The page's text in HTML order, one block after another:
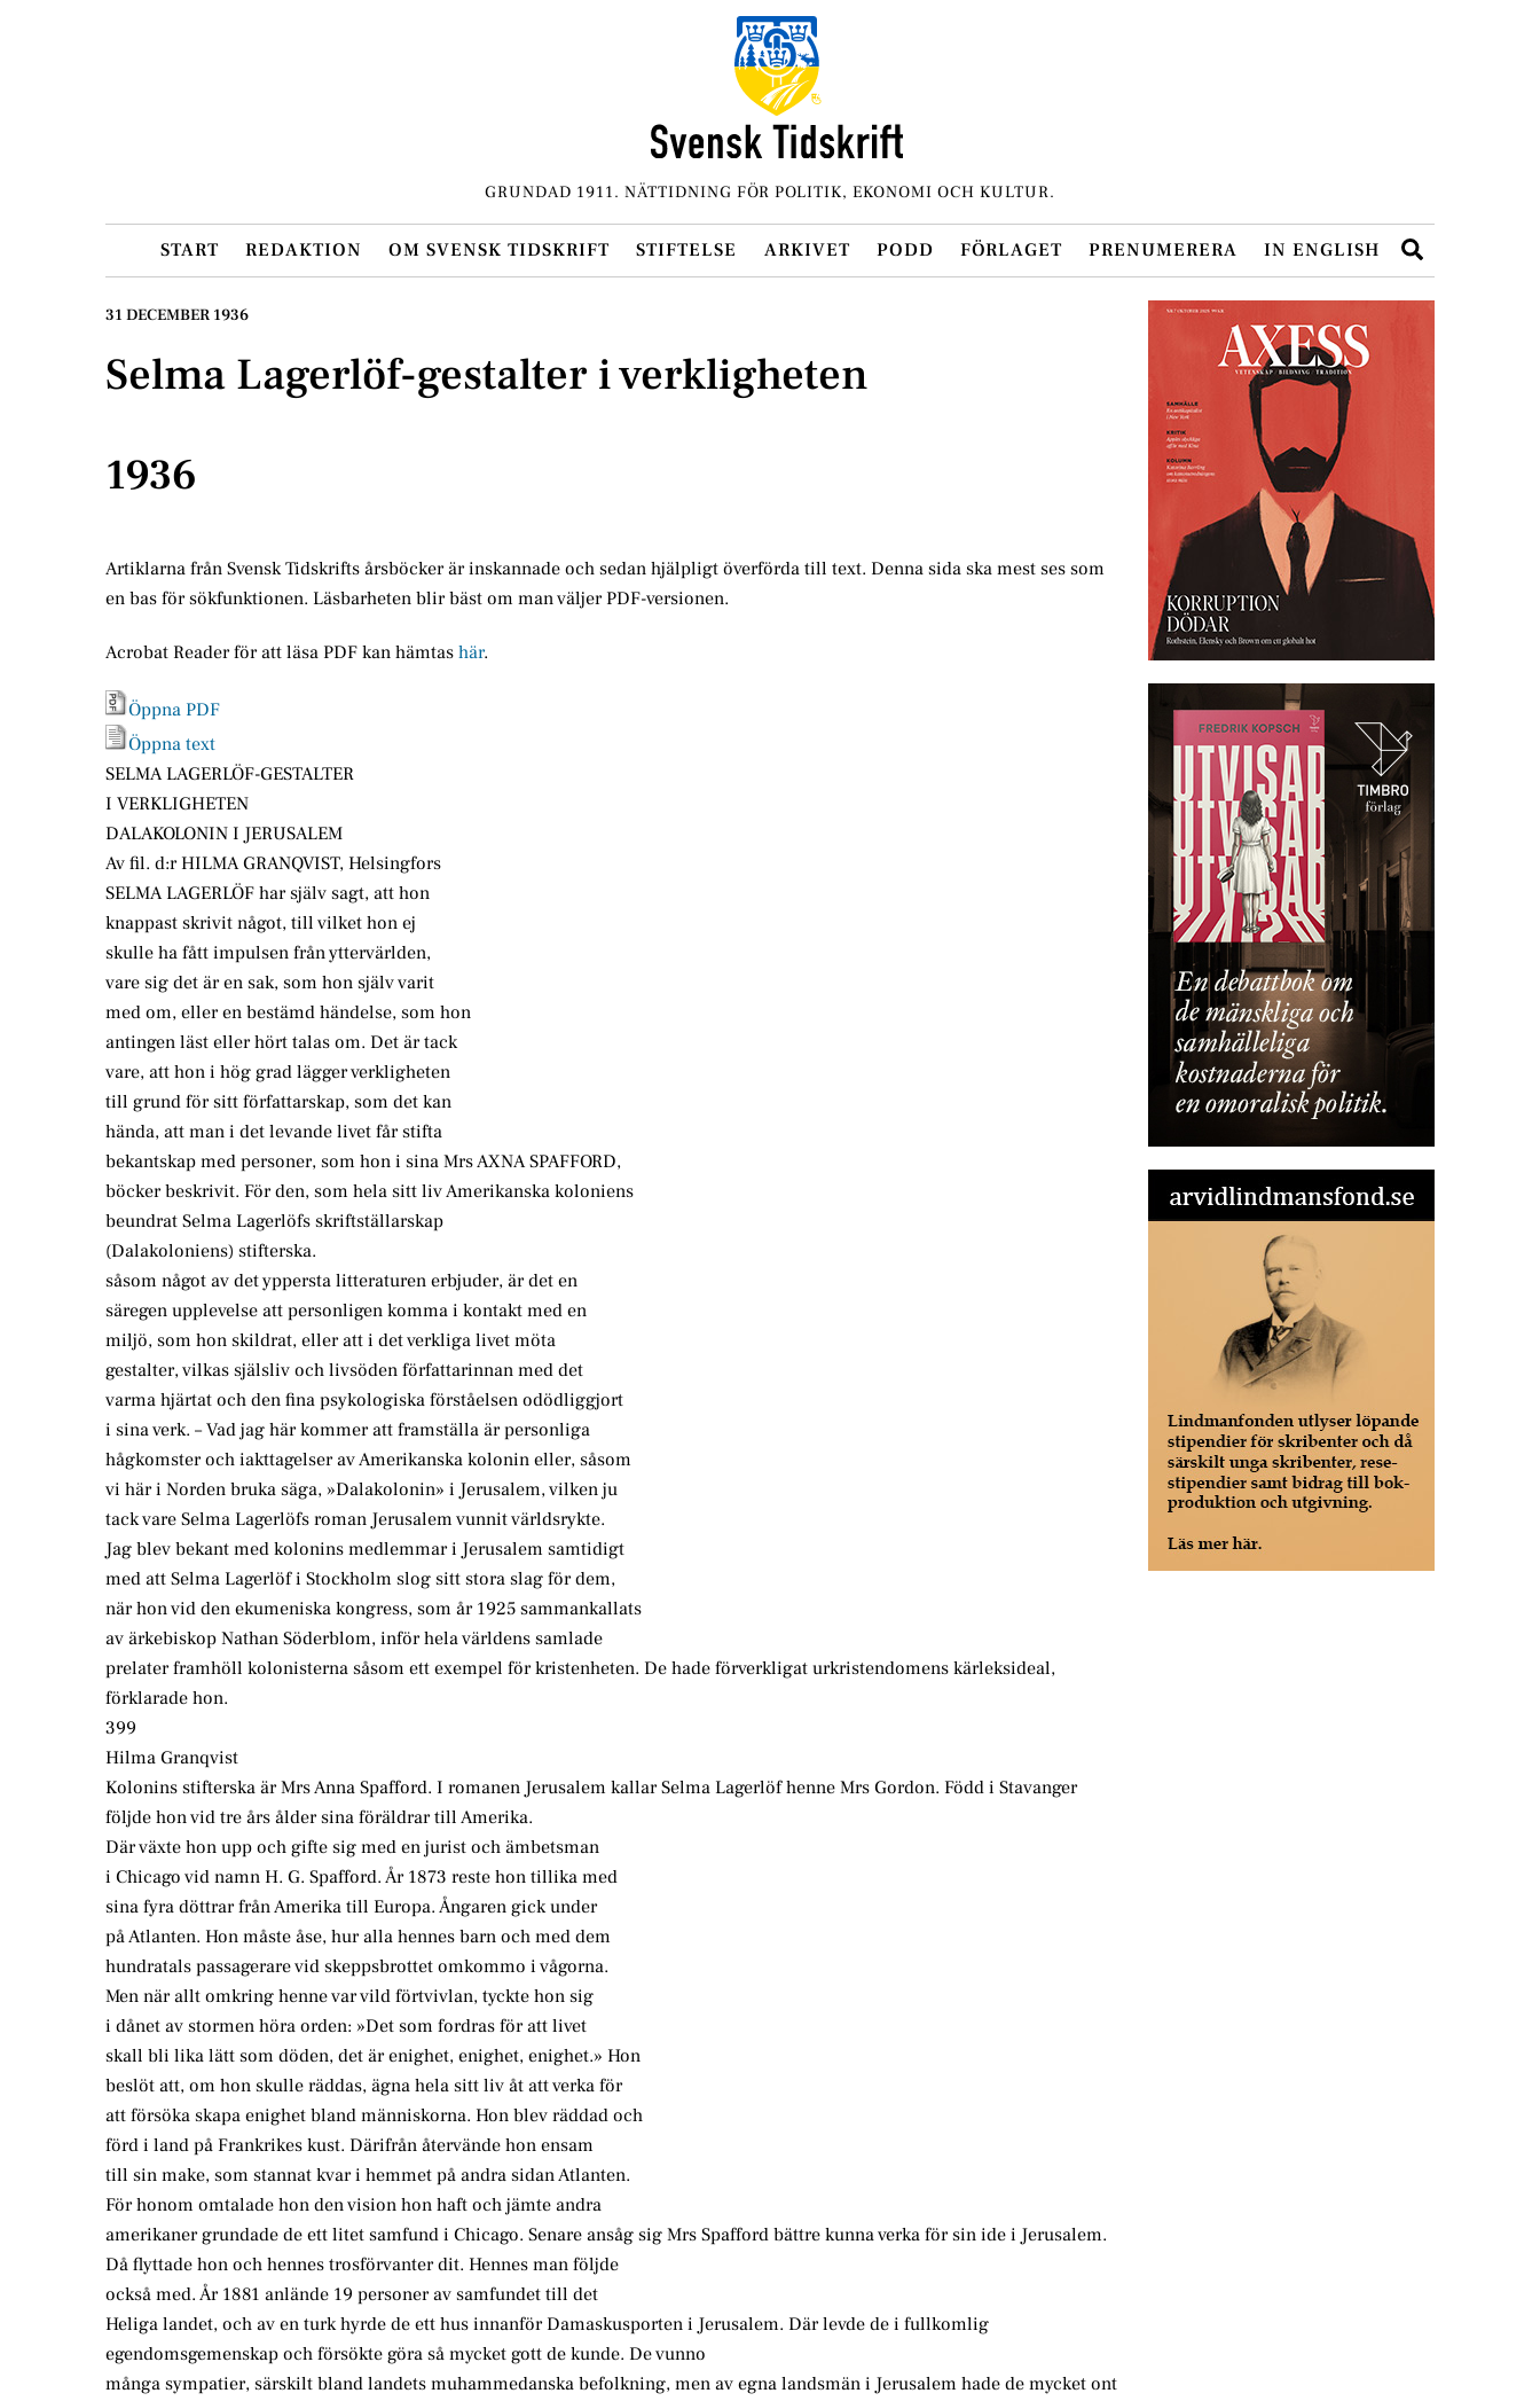
GRUNDAD 1911. NÄTTIDNING FÖR POLITIK, EKONOMI OCH KULTUR.
START REDAKTION OM SVENSK TIDSKRIFT STIFTELSE ARKIVET PODD FÖRLAGET PRENUMERERA IN ENGLISH
31 DECEMBER 1936
Selma Lagerlöf-gestalter i verkligheten
1936
Artiklarna från Svensk Tidskrifts årsböcker är inskannade och sedan hjälpligt överförda till text. Denna sida ska mest ses som
en bas för sökfunktionen. Läsbarheten blir bäst om man väljer PDF-versionen.
Acrobat Reader för att läsa PDF kan hämtas här.
Öppna PDF
Öppna text
SELMA LAGERLÖF-GESTALTER
I VERKLIGHETEN
DALAKOLONIN I JERUSALEM
Av fil. d:r HILMA GRANQVIST, Helsingfors
SELMA LAGERLÖF har själv sagt, att hon
knappast skrivit något, till vilket hon ej
skulle ha fått impulsen från yttervärlden,
vare sig det är en sak, som hon själv varit
med om, eller en bestämd händelse, som hon
antingen läst eller hört talas om. Det är tack
vare, att hon i hög grad lägger verkligheten
till grund för sitt författarskap, som det kan
hända, att man i det levande livet får stifta
bekantskap med personer, som hon i sina Mrs AXNA SPAFFORD,
böcker beskrivit. För den, som hela sitt liv Amerikanska koloniens
beundrat Selma Lagerlöfs skriftställarskap
(Dalakoloniens) stifterska.
såsom något av det yppersta litteraturen erbjuder, är det en
säregen upplevelse att personligen komma i kontakt med en
miljö, som hon skildrat, eller att i det verkliga livet möta
gestalter, vilkas själsliv och livsöden författarinnan med det
varma hjärtat och den fina psykologiska förståelsen odödliggjort
i sina verk. – Vad jag här kommer att framställa är personliga
hågkomster och iakttagelser av Amerikanska kolonin eller, såsom
vi här i Norden bruka säga, »Dalakolonin» i Jerusalem, vilken ju
tack vare Selma Lagerlöfs roman Jerusalem vunnit världsrykte.
Jag blev bekant med kolonins medlemmar i Jerusalem samtidigt
med att Selma Lagerlöf i Stockholm slog sitt stora slag för dem,
när hon vid den ekumeniska kongress, som år 1925 sammankallats
av ärkebiskop Nathan Söderblom, inför hela världens samlade
prelater framhöll kolonisterna såsom ett exempel för kristenheten. De hade förverkligat urkristendomens kärleksideal,
förklarade hon.
399
Hilma Granqvist
Kolonins stifterska är Mrs Anna Spafford. I romanen Jerusalem kallar Selma Lagerlöf henne Mrs Gordon. Född i Stavanger
följde hon vid tre års ålder sina föräldrar till Amerika.
Där växte hon upp och gifte sig med en jurist och ämbetsman
i Chicago vid namn H. G. Spafford. År 1873 reste hon tillika med
sina fyra döttrar från Amerika till Europa. Ångaren gick under
på Atlanten. Hon måste åse, hur alla hennes barn och med dem
hundratals passagerare vid skeppsbrottet omkommo i vågorna.
Men när allt omkring henne var vild förtvivlan, tyckte hon sig
i dånet av stormen höra orden: »Det som fordras för att livet
skall bli lika lätt som döden, det är enighet, enighet, enighet.» Hon
beslöt att, om hon skulle räddas, ägna hela sitt liv åt att verka för
att försöka skapa enighet bland människorna. Hon blev räddad och
förd i land på Frankrikes kust. Därifrån återvände hon ensam
till sin make, som stannat kvar i hemmet på andra sidan Atlanten.
För honom omtalade hon den vision hon haft och jämte andra
amerikaner grundade de ett litet samfund i Chicago. Senare ansåg sig Mrs Spafford bättre kunna verka för sin ide i Jerusalem.
Då flyttade hon och hennes trosförvanter dit. Hennes man följde
också med. År 1881 anlände 19 personer av samfundet till det
Heliga landet, och av en turk hyrde de ett hus innanför Damaskusporten i Jerusalem. Där levde de i fullkomlig
egendomsgemenskap och försökte göra så mycket gott de kunde. De vunno
många sympatier, särskilt bland landets muhammedanska befolkning, men av egna landsmän i Jerusalem hade de mycket ont